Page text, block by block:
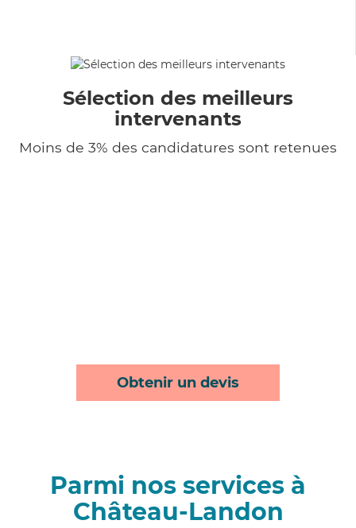
Sélection des meilleurs
intervenants
Moins de 3% des candidatures sont retenues
Obtenir un devis
Parmi nos services à
Château-Landon